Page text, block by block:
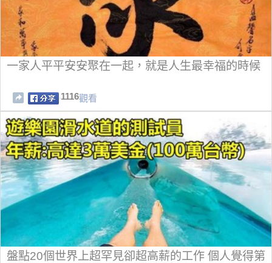
一家人平平安安聚在一起，就是人生最幸福的時候
1116觀看
盤點20個世界上超罕見卻超高薪的工作 個人覺得第